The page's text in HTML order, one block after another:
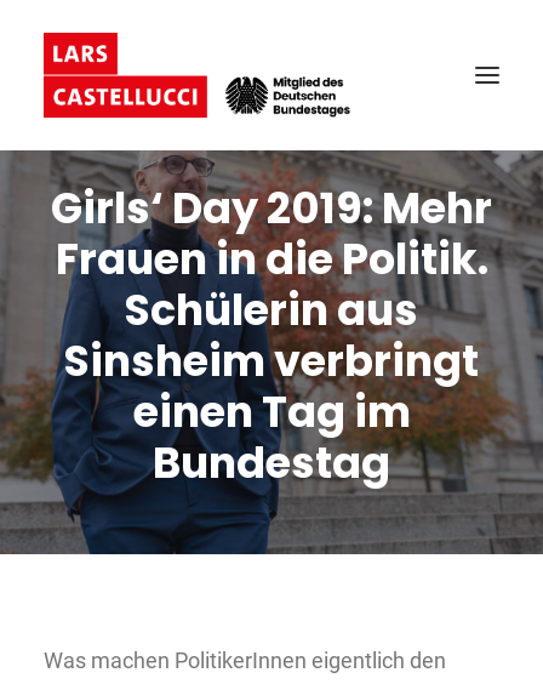
Girls‘ Day 2019: Mehr
Frauen in die Politik.
Schülerin aus
Sinsheim verbringt
einen Tag im
Bundestag
Was machen PolitikerInnen eigentlich den